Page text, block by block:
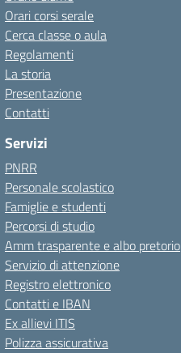
Orari corsi serale
Cerca classe o aula
Regolamenti
La storia
Presentazione
Contatti
Servizi
PNRR
Personale scolastico
Famiglie e studenti
Percorsi di studio
Amm trasparente e albo pretorio
Servizio di attenzione
Registro elettronico
Contatti e IBAN
Ex allievi ITIS
Polizza assicurativa